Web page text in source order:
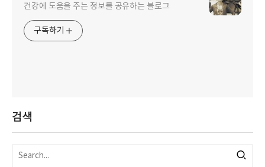
건강에 도움을 주는 정보를 공유하는 블로그
구독하기
검색